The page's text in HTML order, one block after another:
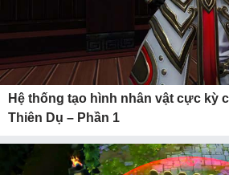
Hệ thống tạo hình nhân vật cực kỳ
Thiên Dụ – Phần 1